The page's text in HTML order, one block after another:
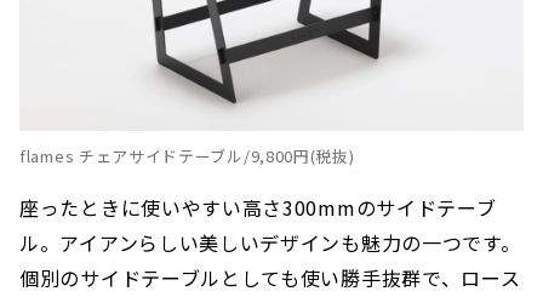
flames チェアサイドテーブル/9,800円(税抜)
座ったときに使いやすい高さ300mmのサイドテーブ
ル。アイアンらしい美しいデザインも魅力の一つです。
個別のサイドテーブルとしても使い勝手抜群で、ロース